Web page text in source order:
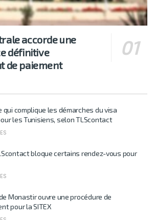
accorde une
définitive
de paiement
qui complique les démarches du visa
les Tunisiens, selon TLScontact
bloque certains rendez-vous pour
Monastir ouvre une procédure de
pour la SITEX